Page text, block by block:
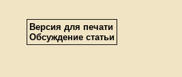
Версия для печати
Обсуждение статьи